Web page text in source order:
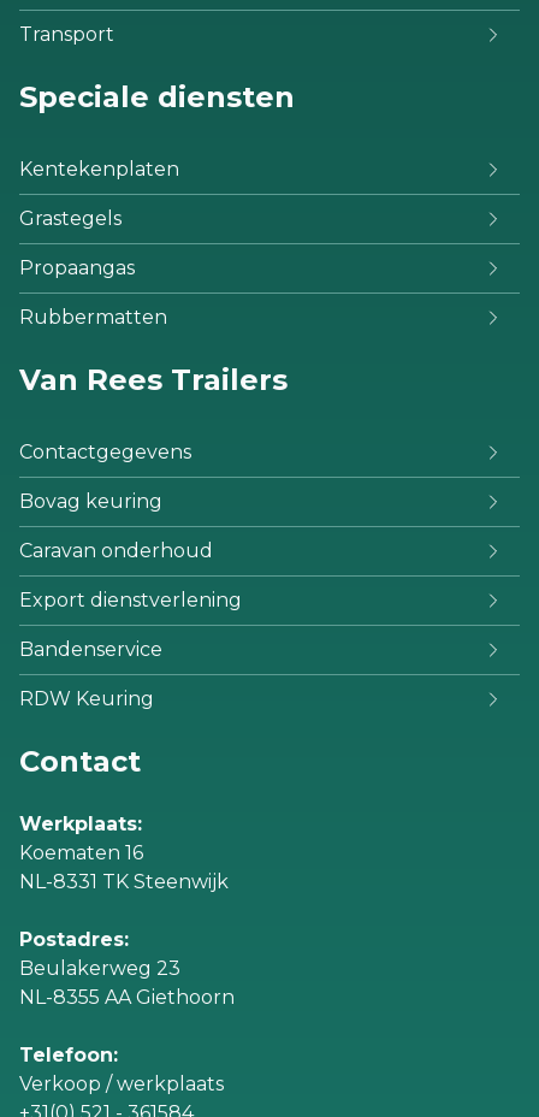
Transport
Speciale diensten
Kentekenplaten
Grastegels
Propaangas
Rubbermatten
Van Rees Trailers
Contactgegevens
Bovag keuring
Caravan onderhoud
Export dienstverlening
Bandenservice
RDW Keuring
Contact
Werkplaats:
Koematen 16
NL-8331 TK Steenwijk
Postadres:
Beulakerweg 23
NL-8355 AA Giethoorn
Telefoon:
Verkoop / werkplaats